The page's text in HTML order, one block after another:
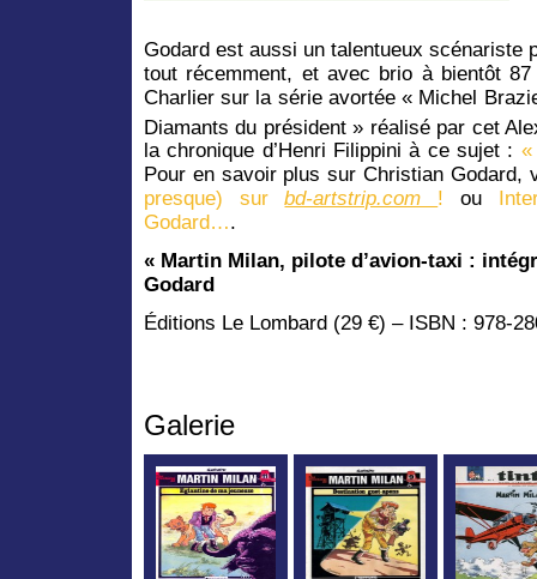
Godard est aussi un talentueux scénariste
tout récemment, et avec brio à bientôt
Charlier sur la série avortée « Michel
Diamants du président » réalisé par cet
la chronique d’Henri Filippini à ce sujet : «
Pour en savoir plus sur Christian Godard,
presque) surbd-artstrip.com ! ou
Godard….
« Martin Milan, pilote d’avion-taxi :
Godard
Éditions Le Lombard (29 €) – ISBN : 978-
Galerie